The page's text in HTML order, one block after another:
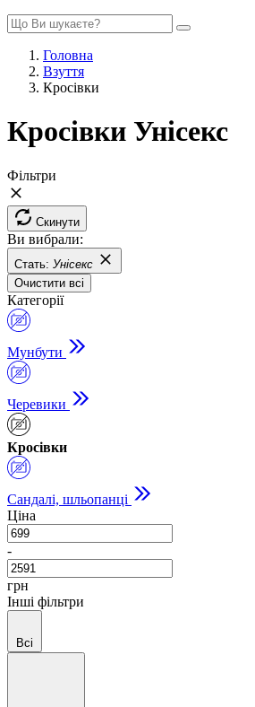
Головна
Взуття
Кросівки
Кросівки Унісекс
Фільтри
Скинути
Ви вибрали:
Стать: Унісекс
Очистити всі
Категорії
Мунбути
Черевики
Кросівки
Сандалі, шльопанці
Ціна
-
грн
Інші фільтри
Всі